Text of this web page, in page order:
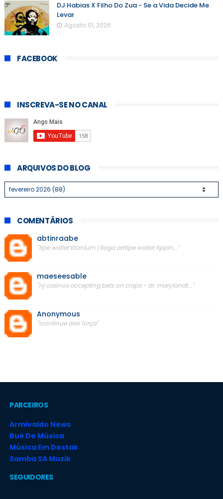
DJ Habias X Filho Do Zua - Se a Vida Decide Me
Levar
Agosto 01, 2026
FACEBOOK
INSCREVA-SE NO CANAL
ARQUIVOS DO BLOG
COMENTÁRIOS
abtinraabe
"tipe wallet titanium | tioga arttipe wallet tippin..."
maeseesable
"nj casinos accepting bets on craps - dr. marylandt..."
Anonymous
"icontinue assi força"
PARCEIROS
Armivaldo News
Bué De Música
Música Em Destak
Samba SA Muzik
SEGUIDORES